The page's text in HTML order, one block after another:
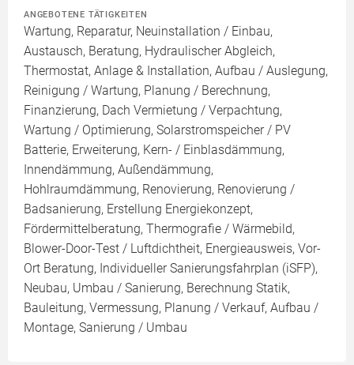
ANGEBOTENE TÄTIGKEITEN
Wartung, Reparatur, Neuinstallation / Einbau,
Austausch, Beratung, Hydraulischer Abgleich,
Thermostat, Anlage & Installation, Aufbau / Auslegung,
Reinigung / Wartung, Planung / Berechnung,
Finanzierung, Dach Vermietung / Verpachtung,
Wartung / Optimierung, Solarstromspeicher / PV
Batterie, Erweiterung, Kern- / Einblasdämmung,
Innendämmung, Außendämmung,
Hohlraumdämmung, Renovierung, Renovierung /
Badsanierung, Erstellung Energiekonzept,
Fördermittelberatung, Thermografie / Wärmebild,
Blower-Door-Test / Luftdichtheit, Energieausweis, Vor-
Ort Beratung, Individueller Sanierungsfahrplan (iSFP),
Neubau, Umbau / Sanierung, Berechnung Statik,
Bauleitung, Vermessung, Planung / Verkauf, Aufbau /
Montage, Sanierung / Umbau